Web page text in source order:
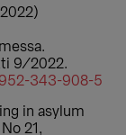
9/2022.
343-908-5
in asylum
21,